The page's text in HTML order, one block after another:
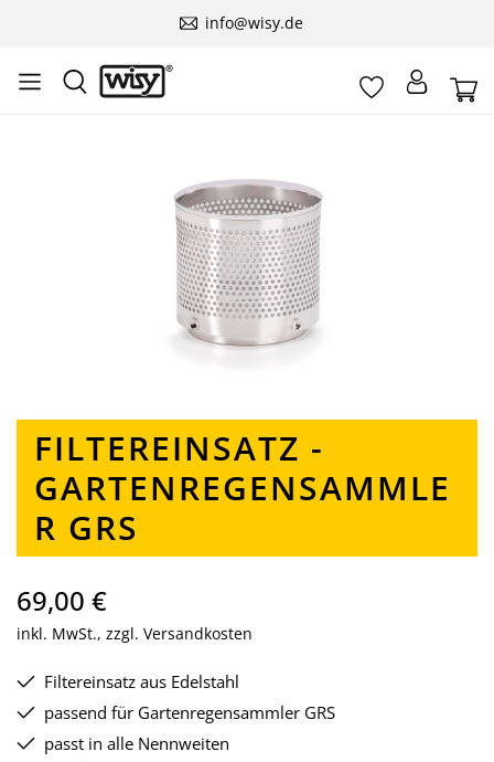
info@wisy.de
FILTEREINSATZ -
GARTENREGENSAMMLE
R GRS
69,00 €
inkl. MwSt., zzgl. Versandkosten
Filtereinsatz aus Edelstahl
passend für Gartenregensammler GRS
passt in alle Nennweiten